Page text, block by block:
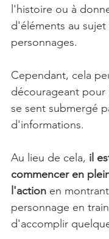
l'histoire ou à
d'éléments au sujet
personnages.
Cependant, cela
décourageant
se sent submergé
d'informations.
Au lieu de cela, il
commencer en
l'action en
personnage en
d'accomplir